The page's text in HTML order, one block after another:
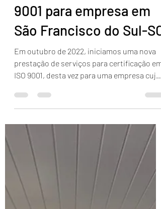
Certificação em ISO
9001 para empresa em
São Francisco do Sul-SC
Em outubro de 2022, iniciamos uma nova
prestação de serviços para certificação em
ISO 9001, desta vez para uma empresa cujo